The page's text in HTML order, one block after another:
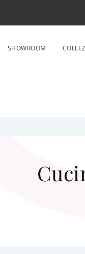
SHOWROOM